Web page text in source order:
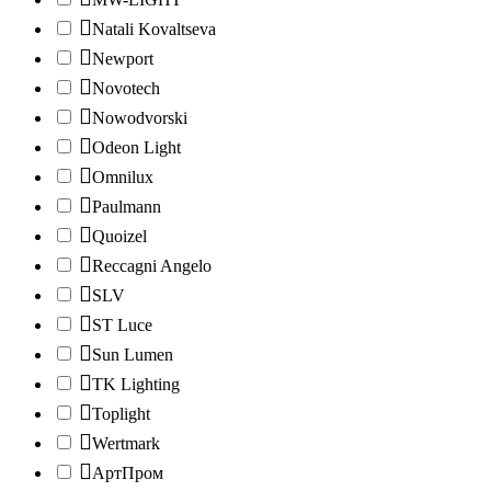
Natali Kovaltseva
Newport
Novotech
Nowodvorski
Odeon Light
Omnilux
Paulmann
Quoizel
Reccagni Angelo
SLV
ST Luce
Sun Lumen
TK Lighting
Toplight
Wertmark
АртПром